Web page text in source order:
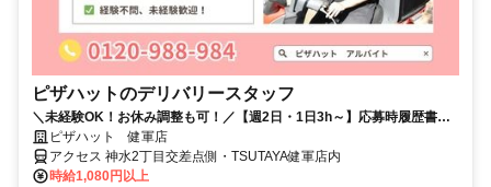
ピザハットのデリバリースタッフ
＼未経験OK！お休み調整も可！／【週2日・1日3h～】応募時履歴書不
要！ピザハット 健軍店
アクセス 神水2丁目交差点側・TSUTAYA健軍店内
時給1,080円以上